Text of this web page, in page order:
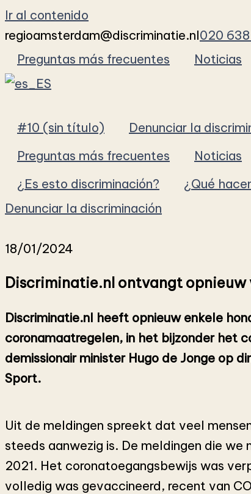
Ir al contenido
regioamsterdam@discriminatie.nl020 638
Preguntas más frecuentes
Noticias
#10 (sin título) Denunciar la
Preguntas más frecuentes
Noticias
¿Es esto discriminación?
¿Qué
Denunciar la discriminación
18/01/2024
Discriminatie.nl ontvangt
Discriminatie.nl heeft opnieuw enkele
coronamaatregelen, in het bijzonder het
demissionair minister Hugo de Jonge op
Sport.
Uit de meldingen spreekt dat veel
steeds aanwezig is. De meldingen die
2021. Het coronatoegangsbewijs was
volledig was gevaccineerd, recent van